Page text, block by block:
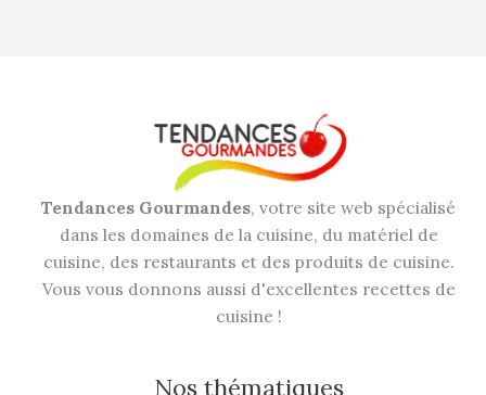
Tendances Gourmandes, votre site web spécialisé
dans les domaines de la cuisine, du matériel de
cuisine, des restaurants et des produits de cuisine.
Vous vous donnons aussi d'excellentes recettes de
cuisine !
Nos thématiques